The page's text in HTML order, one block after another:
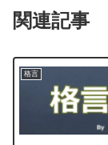
関連記事
格言